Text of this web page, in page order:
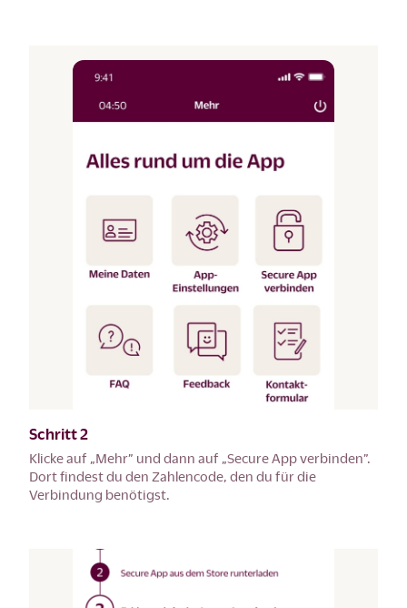
Schritt 2
Klicke auf „Mehr” und dann auf „Secure App verbinden”.
Dort findest du den Zahlencode, den du für die
Verbindung benötigst.